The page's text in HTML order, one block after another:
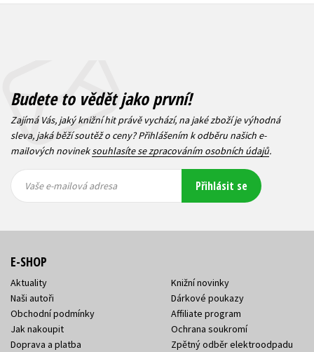
Budete to vědět jako první!
Zajímá Vás, jaký knižní hit právě vychází, na jaké zboží je výhodná
sleva, jaká běží soutěž o ceny? Přihlášením k odběru našich e-
mailových novineksouhlasíte se zpracováním osobních údajů.
mailová
mailová
Vaše e-mailová adresa Přihlásit se
E-SHOP
Aktuality
Naši autoři
Obchodní podmínky
Jak nakoupit
Doprava a platba
Knižní novinky
Dárkové poukazy
Affiliate program
Ochrana soukromí
Zpětný odběr elektroodpadu